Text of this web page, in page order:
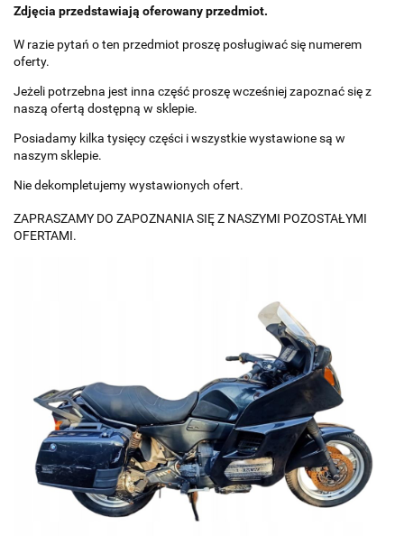
Zdjęcia przedstawiają oferowany przedmiot.
W razie pytań o ten przedmiot proszę posługiwać się numerem
oferty.
Jeżeli potrzebna jest inna część proszę wcześniej zapoznać się z
naszą ofertą dostępną w sklepie.
Posiadamy kilka tysięcy części i wszystkie wystawione są w
naszym sklepie.
Nie dekompletujemy wystawionych ofert.
ZAPRASZAMY DO ZAPOZNANIA SIĘ Z NASZYMI POZOSTAŁYMI
OFERTAMI.